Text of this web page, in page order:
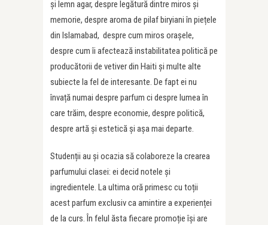
și lemn agar, despre legătură dintre miros și
memorie, despre aroma de pilaf biryiani în piețele
din Islamabad, despre cum miros orașele,
despre cum îi afectează instabilitatea politică pe
producătorii de vetiver din Haiti și multe alte
subiecte la fel de interesante. De fapt ei nu
învață numai despre parfum ci despre lumea în
care trăim, despre economie, despre politică,
despre artă și estetică și așa mai departe.
Studenții au și ocazia să colaboreze la crearea
parfumului clasei: ei decid notele și
ingredientele. La ultima oră primesc cu toții
acest parfum exclusiv ca amintire a experienței
de la curs. În felul ăsta fiecare promoție își are